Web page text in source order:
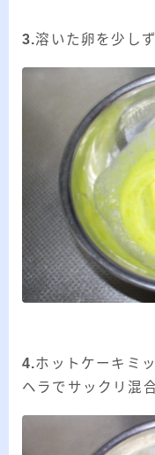
3.溶いた卵を少し
4.ホットケーキミ
ヘラでサックリ混